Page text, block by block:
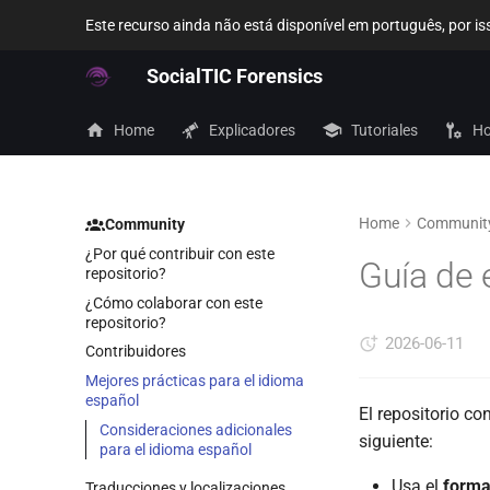
Este recurso ainda não está disponível em português, por
SocialTIC Forensics
Home Explicadores Tutoriales
Community
¿Por qué contribuir con este
repositorio?
¿Cómo colaborar con este
repositorio?
Contribuidores
Mejores prácticas para el idioma
español
Consideraciones adicionales
para el idioma español
Home
Guía de
2026-06-11
El repositorio
siguiente: